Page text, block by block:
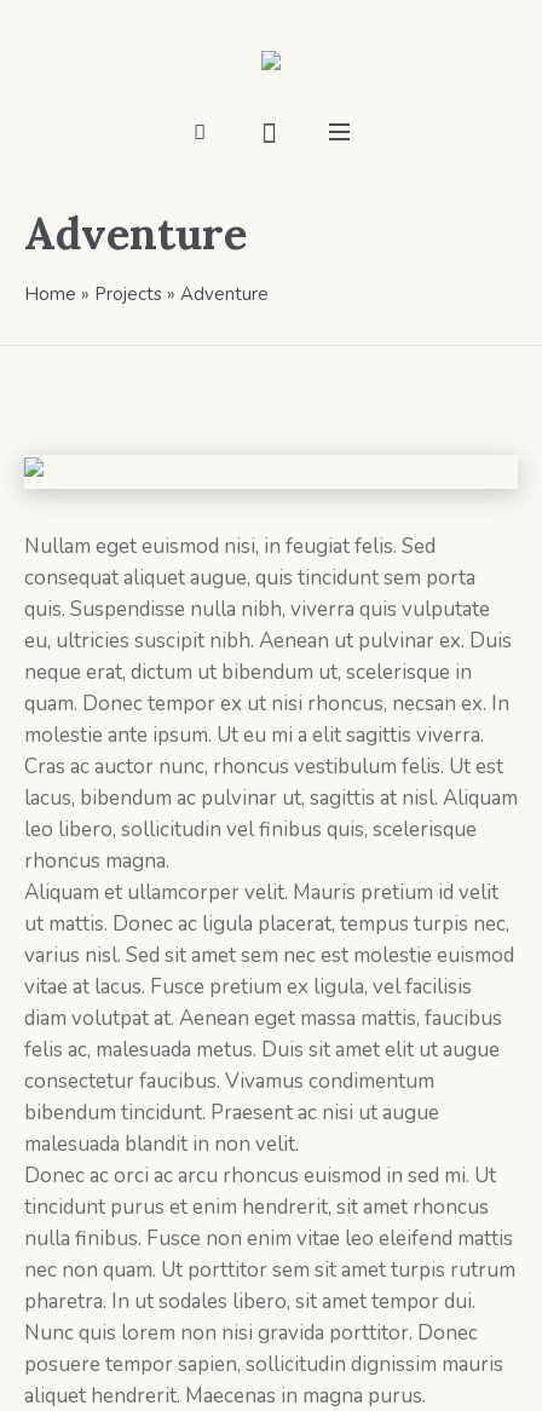
Adventure
Home » Projects » Adventure
Nullam eget euismod nisi, in feugiat felis. Sed
consequat aliquet augue, quis tincidunt sem porta
quis. Suspendisse nulla nibh, viverra quis vulputate
eu, ultricies suscipit nibh. Aenean ut pulvinar ex. Duis
neque erat, dictum ut bibendum ut, scelerisque in
quam. Donec tempor ex ut nisi rhoncus, necsan ex. In
molestie ante ipsum. Ut eu mi a elit sagittis viverra.
Cras ac auctor nunc, rhoncus vestibulum felis. Ut est
lacus, bibendum ac pulvinar ut, sagittis at nisl. Aliquam
leo libero, sollicitudin vel finibus quis, scelerisque
rhoncus magna.
Aliquam et ullamcorper velit. Mauris pretium id velit
ut mattis. Donec ac ligula placerat, tempus turpis nec,
varius nisl. Sed sit amet sem nec est molestie euismod
vitae at lacus. Fusce pretium ex ligula, vel facilisis
diam volutpat at. Aenean eget massa mattis, faucibus
felis ac, malesuada metus. Duis sit amet elit ut augue
consectetur faucibus. Vivamus condimentum
bibendum tincidunt. Praesent ac nisi ut augue
malesuada blandit in non velit.
Donec ac orci ac arcu rhoncus euismod in sed mi. Ut
tincidunt purus et enim hendrerit, sit amet rhoncus
nulla finibus. Fusce non enim vitae leo eleifend mattis
nec non quam. Ut porttitor sem sit amet turpis rutrum
pharetra. In ut sodales libero, sit amet tempor dui.
Nunc quis lorem non nisi gravida porttitor. Donec
posuere tempor sapien, sollicitudin dignissim mauris
aliquet hendrerit. Maecenas in magna purus.